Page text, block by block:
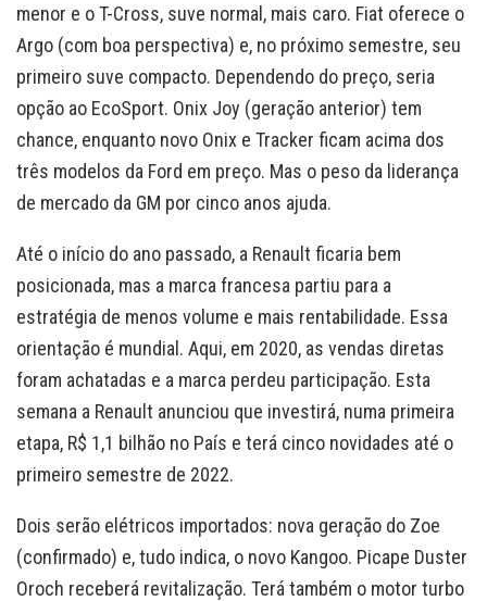
menor e o T-Cross, suve normal, mais caro. Fiat oferece o
Argo (com boa perspectiva) e, no próximo semestre, seu
primeiro suve compacto. Dependendo do preço, seria
opção ao EcoSport. Onix Joy (geração anterior) tem
chance, enquanto novo Onix e Tracker ficam acima dos
três modelos da Ford em preço. Mas o peso da liderança
de mercado da GM por cinco anos ajuda.
Até o início do ano passado, a Renault ficaria bem
posicionada, mas a marca francesa partiu para a
estratégia de menos volume e mais rentabilidade. Essa
orientação é mundial. Aqui, em 2020, as vendas diretas
foram achatadas e a marca perdeu participação. Esta
semana a Renault anunciou que investirá, numa primeira
etapa, R$ 1,1 bilhão no País e terá cinco novidades até o
primeiro semestre de 2022.
Dois serão elétricos importados: nova geração do Zoe
(confirmado) e, tudo indica, o novo Kangoo. Picape Duster
Oroch receberá revitalização. Terá também o motor turbo